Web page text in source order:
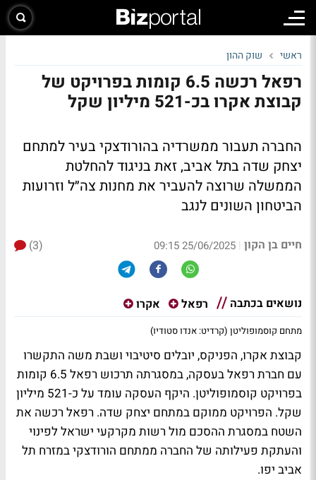
ראשי שוק ההון
רפאל רכשה 6.5 קומות בפרויקט של
קבוצת אקרו בכ-521 מיליון שקל
החברה תעבור ממשרדיה בהורודצקי בעיר למתחם
יצחק שדה בתל אביב, זאת בניגוד להחלטת
הממשלה שרוצה להעביר את מחנות צה״ל וזרועות
הביטחון השונים לנגב
חיים בן הקון |
25/06/2025 09:15
(3)
נושאים בכתבה רפאל אקרו
מתחם קוסמופוליטן (קרדיט: אנדו סטודיו)
קבוצת אקרו, הפניקס, יובלים סיטיבוי ושבת משה התקשרו
עם חברת רפאל בעסקה, במסגרתה תרכוש רפאל 6.5 קומות
בפרויקט קוסמופוליטן. היקף העסקה עומד על כ-521 מיליון
שקל. הפרויקט ממוקם במתחם יצחק שדה. רפאל רכשה את
השטח במסגרת ההסכם מול רשות מקרקעי ישראל לפינוי
והעתקת פעילותה של החברה ממתחם הורודצקי במזרח תל
אביב יפו.